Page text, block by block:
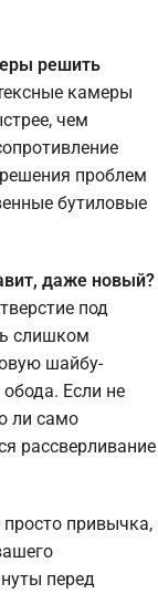
решить
камеры
чем
проблем
бутиловые
даже новый?
под
слишком
шайбу-
Если не
ли само
рассверливание
привычка,
перед